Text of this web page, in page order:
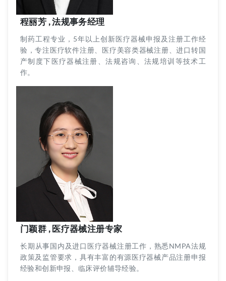
程丽芳 , 法规事务经理
制药工程专业，5年以上创新医疗器械申报及注册工作经
验，专注医疗软件注册、医疗美容类器械注册、进口转国
产制度下医疗器械注册、法规咨询、法规培训等技术工
作。
门颖群 , 医疗器械注册专家
长期从事国内及进口医疗器械注册工作，熟悉NMPA法规
政策及监管要求，具有丰富的有源医疗器械产品注册申报
经验和创新申报、临床评价辅导经验。